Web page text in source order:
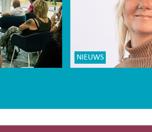
NIEUWS